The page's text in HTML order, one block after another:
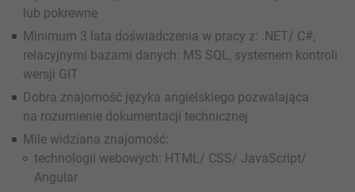
lub pokrewne
Minimum 3 lata doświadczenia w pracy z: .NET/ C#,
relacyjnymi bazami danych: MS SQL, systemem kontroli
wersji GIT
Dobra znajomość języka angielskiego pozwalająca
na rozumienie dokumentacji technicznej
Mile widziana znajomość:
technologii webowych: HTML/ CSS/ JavaScript/
Angular